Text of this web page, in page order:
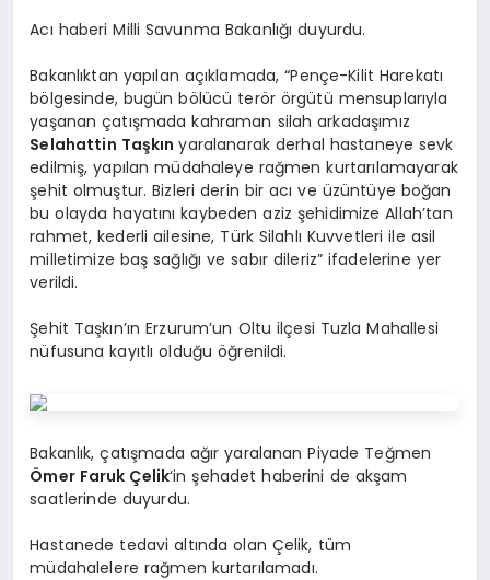
SPOR
TEKNOLOJI
Acı haberi Milli Savunma Bakanlığı duyurdu.
Bakanlıktan yapılan açıklamada, “Pençe-Kilit Harekatı
bölgesinde, bugün bölücü terör örgütü mensuplarıyla
yaşanan çatışmada kahraman silah arkadaşımız
Selahattin Taşkınyaralanarak derhal hastaneye sevk
edilmiş, yapılan müdahaleye rağmen kurtarılamayarak
şehit olmuştur. Bizleri derin bir acı ve üzüntüye boğan
bu olayda hayatını kaybeden aziz şehidimize Allah’tan
rahmet, kederli ailesine, Türk Silahlı Kuvvetleri ile asil
milletimize baş sağlığı ve sabır dileriz” ifadelerine yer
verildi.
Şehit Taşkın’ın Erzurum’un Oltu ilçesi Tuzla Mahallesi
nüfusuna kayıtlı olduğu öğrenildi.
Bakanlık, çatışmada ağır yaralanan Piyade Teğmen
Ömer Faruk Çelik‘in şehadet haberini de akşam
saatlerinde duyurdu.
Hastanede tedavi altında olan Çelik, tüm
müdahalelere rağmen kurtarılamadı.